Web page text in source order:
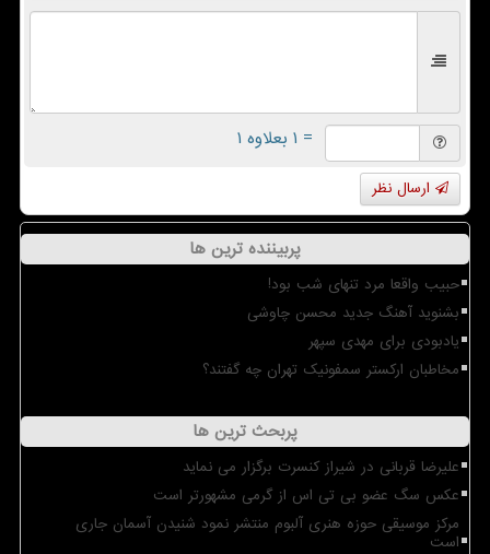
= ۱ بعلاوه ۱
ارسال نظر
پربیننده ترین ها
حبیب واقعا مرد تنهای شب بود!
بشنوید آهنگ جدید محسن چاوشی
یادبودی برای مهدی سپهر
مخاطبان ارکستر سمفونیک تهران چه گفتند؟
پربحث ترین ها
علیرضا قربانی در شیراز کنسرت برگزار می نماید
عکس سگ عضو بی تی اس از گرمی مشهورتر است
مرکز موسیقی حوزه هنری آلبوم منتشر نمود شنیدن آسمان جاری
است